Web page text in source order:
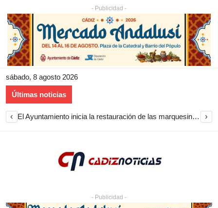
- Publicidad -
sábado, 8 agosto 2026
Últimas noticias
‹ El Ayuntamiento inicia la restauración de las marquesinas de Plaza Esteve para volver a instalarlas en el centro de Jerez ›
- Publicidad -